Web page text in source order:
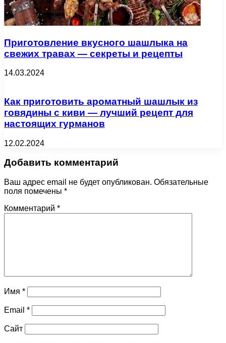
Приготовление вкусного шашлыка на
свежих травах — секреты и рецепты
14.03.2024
Как приготовить ароматный шашлык из
говядины с киви — лучший рецепт для
настоящих гурманов
12.02.2024
Добавить комментарий
Ваш адрес email не будет опубликован. Обязательные
поля помечены *
Комментарий *
Имя *
Email *
Сайт